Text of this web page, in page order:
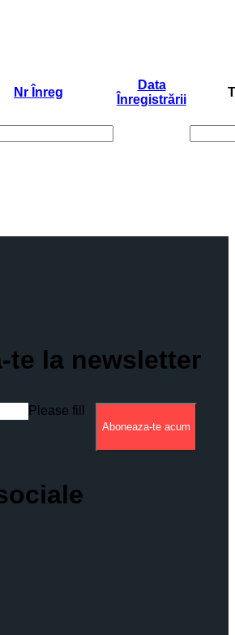
Nr Înreg
Data
Înregistrării
te la newsletter
Please fill
Aboneaza-te acum